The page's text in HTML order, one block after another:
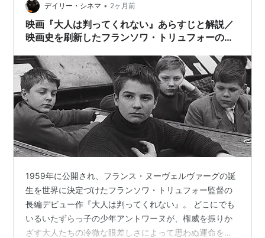
撮影：アンリ・ドカ
音楽：ジャン・コンスタンタン
ジャン＝ピエール・レオJean-Pierre Leaud
クレール・モーリエClaire Maurier
アルベール・レミAlbert Remy
ギイ・ドコンブル Guy Decomble
大人は判ってくれない [DVD]
出版社/メーカー:ポニーキャニオン
発売日:2000/01/19
メディア:DVD
クリック
: 21回
この商品を含むブログ (78件) を見る
デイリー・シネマ • 2ヶ月前
映画『大人は判ってくれない』あらすじと解説／
映画史を刷新したフランソワ・トリュフォーの記
1959年に公開され、フランス・ヌーヴェルヴァーグの誕
生を世界に決定づけたフランソワ・トリュフォー監督の
長編デビュー作『大人は判ってくれない』。 どこにでも
いるいたずらっ子の少年アントワーヌが、権威を振りか
ざす大人たちの冷徹な眼差しさによって思わぬ運命をた